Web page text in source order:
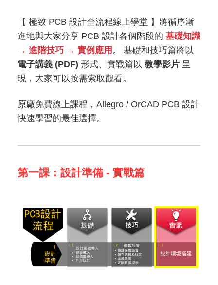
【 極致 PCB 設計全流程線上學堂 】將循序漸
進地與大家分享 PCB 設計各個階段的 基礎知識
→ 進階技巧 → 實例應用 。 基礎和技巧篇將以
電子講義 (PDF) 形式、實戰篇以 教學影片呈
現，大家可以按需索取觀看。
原廠免費線上課程，Allegro / OrCAD PCB 設計
快速學習的最佳選擇。
第一課：設計準備 - 實戰篇